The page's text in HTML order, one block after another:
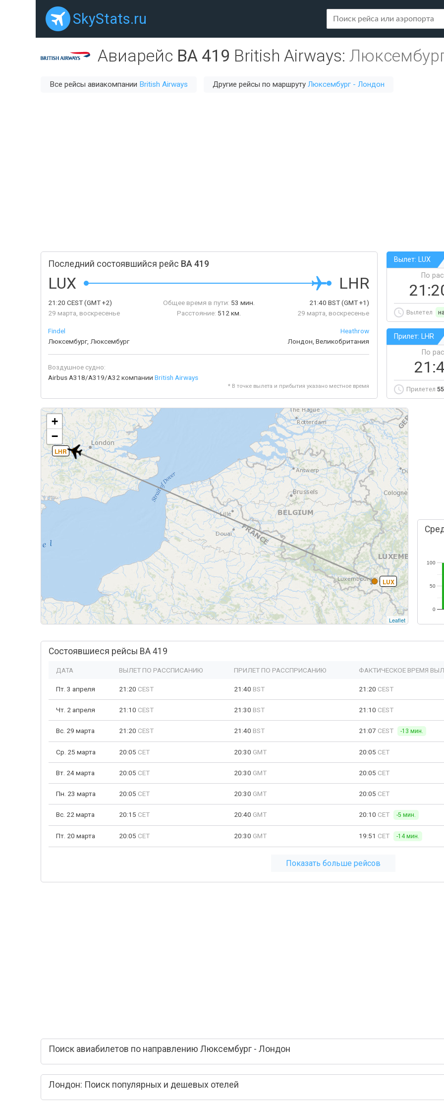
SkyStats.ru
Авиарейс BA 419 British Airways:
Все рейсы авиакомпании British Airways Другие рейсы по маршруту Люксембург - Лондон
Последний состоявшийся рейс BA 419
LUX LHR
21:20 CEST(GMT +2)
29 марта, воскресенье
Общее время в пути: 53 мин.
Расстояние: 512 км.
21:40BST(GMT +1)
29 марта, воскресенье
Findel
Люксембург, Люксембург
Heathrow
Лондон, Великобритания
Воздушное судно:
Airbus A318/A319/A32 компании British Airways
* В точке вылета и прибытия указано местное время
Вылет: LUX
По
Вылетел
Прилет: LHR
По
Прилетел
LUX
LHR
+
−
Leaflet
0
50
100
Состоявшиеся рейсы BA 419
ДАТА ВЫЛЕТ ПО РАССПИСАНИЮ ПРИЛЕТ ПО РАССПРИСАНИЮ ФАКТИЧЕСКОЕ ВРЕМЯ
Пт. 3 апреля 21:20 CEST 21:40 BST 21:20 CEST
Чт. 2 апреля 21:10 CEST 21:30 BST 21:10 CEST
Вс. 29 марта 21:20 CEST 21:40 BST 21:07 CEST -13 мин.
Ср. 25 марта 20:05 CET 20:30 GMT 20:05 CET
Вт. 24 марта 20:05 CET 20:30 GMT 20:05 CET
Пн. 23 марта 20:05 CET 20:30 GMT 20:05 CET
Вс. 22 марта 20:15 CET 20:40 GMT 20:10 CET -5 мин.
Пт. 20 марта 20:05 CET 20:30 GMT 19:51 CET -14 мин.
Показать больше рейсов
Поиск авиабилетов по направлению Люксембург - Лондон
Лондон: Поиск популярных и дешевых отелей